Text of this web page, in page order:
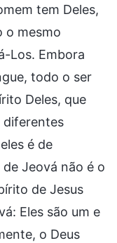
tem Deles,
o mesmo
Los. Embora
todo o ser
Deles, que
diferentes
é de
Jeová não é o
de Jesus
Eles são um e
o Deus